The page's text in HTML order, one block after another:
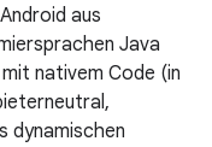
aus
Java
nativem Code (in
dynamischen